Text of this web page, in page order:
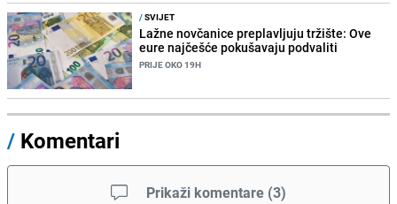
/SVIJET
Lažne novčanice preplavljuju tržište: Ove
eure najčešće pokušavaju podvaliti
PRIJE OKO 19H
/ Komentari
Prikaži komentare (3)